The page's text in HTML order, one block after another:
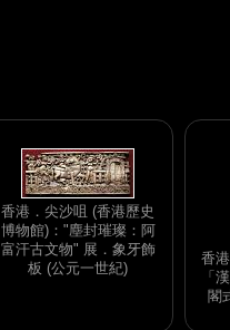
香港．尖沙咀 (香港歷史
博物館)："塵封璀璨：阿
富汗古文物" 展．象牙飾
板 (公元一世紀)
香
「
閣